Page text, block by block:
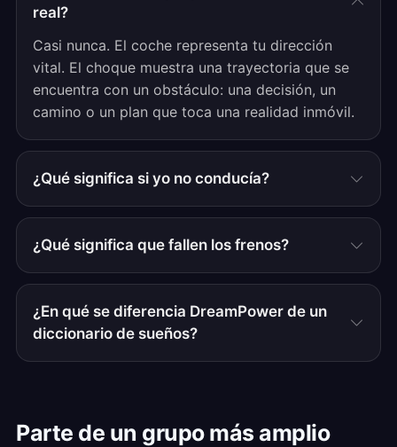
real?
Casi nunca. El coche representa tu dirección
vital. El choque muestra una trayectoria que se
encuentra con un obstáculo: una decisión, un
camino o un plan que toca una realidad inmóvil.
¿Qué significa si yo no conducía?
¿Qué significa que fallen los frenos?
¿En qué se diferencia DreamPower de un
diccionario de sueños?
Parte de un grupo más amplio